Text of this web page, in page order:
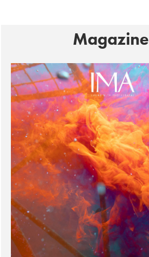
Magazine